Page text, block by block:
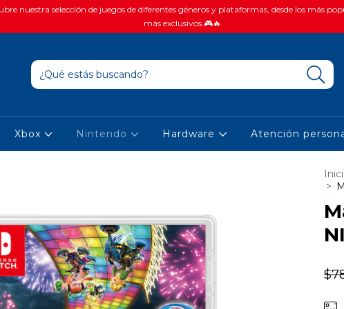
nuestra selección de juegos de diferentes géneros y plataformas, desde los más
más exclusivos.🎮🔥
Xbox Nintendo Hardware Atención
>